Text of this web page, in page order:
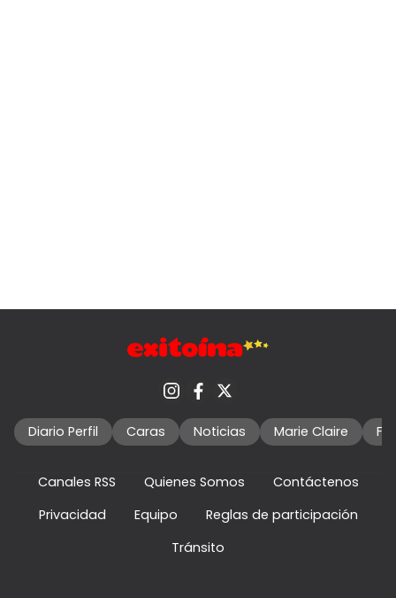
Diario Perfil Caras Noticias Marie Claire
Canales RSS Quienes Somos
Contáctenos
Privacidad
Equipo
Reglas de participación
Tránsito